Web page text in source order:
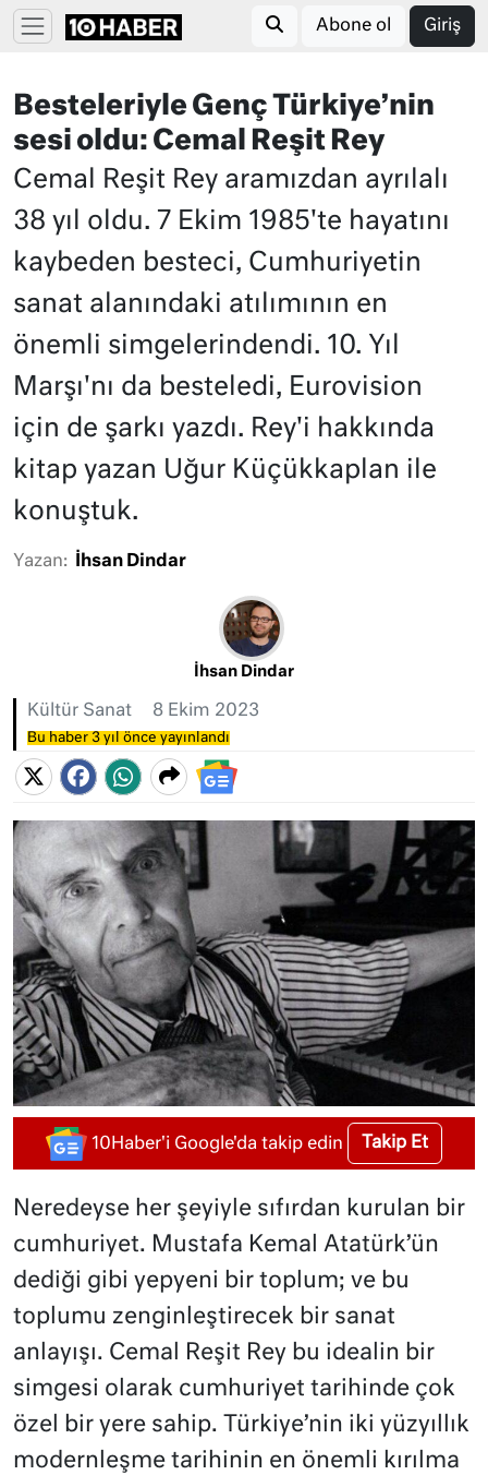
Abone ol Giriş
Besteleriyle Genç Türkiye’nin
sesi oldu: Cemal Reşit Rey
Cemal Reşit Rey aramızdan ayrılalı
38 yıl oldu. 7 Ekim 1985'te hayatını
kaybeden besteci, Cumhuriyetin
sanat alanındaki atılımının en
önemli simgelerindendi. 10. Yıl
Marşı'nı da besteledi, Eurovision
için de şarkı yazdı. Rey'i hakkında
kitap yazan Uğur Küçükkaplan ile
konuştuk.
Yazan: İhsan Dindar
İhsan Dindar
Kültür Sanat 8 Ekim 2023
Bu haber 3 yıl önce yayınlandı
10Haber'i Google'da takip edin Takip Et
Neredeyse her şeyiyle sıfırdan kurulan bir
cumhuriyet. Mustafa Kemal Atatürk’ün
dediği gibi yepyeni bir toplum; ve bu
toplumu zenginleştirecek bir sanat
anlayışı. Cemal Reşit Rey bu idealin bir
simgesi olarak cumhuriyet tarihinde çok
özel bir yere sahip. Türkiye’nin iki yüzyıllık
modernleşme tarihinin en önemli kırılma